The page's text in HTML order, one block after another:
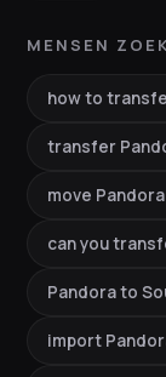
MENSEN
how to
transfer
move
can you
Pandora to
import